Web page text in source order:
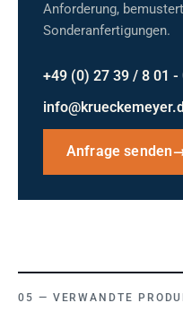
Anforderung,
Sonderanfertigungen.
+49 (0) 27 39 / 8 01 -
Anfrage senden
VERWANDTE